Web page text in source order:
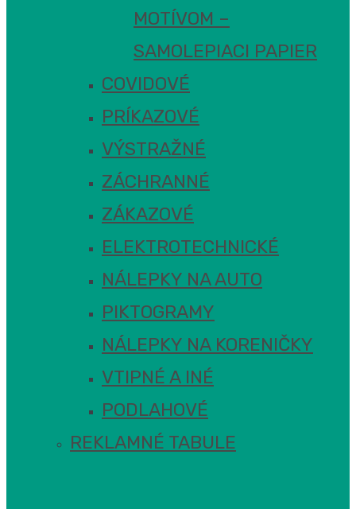
MOTÍVOM –
SAMOLEPIACI PAPIER
COVIDOVÉ
PRÍKAZOVÉ
VÝSTRAŽNÉ
ZÁCHRANNÉ
ZÁKAZOVÉ
ELEKTROTECHNICKÉ
NÁLEPKY NA AUTO
PIKTOGRAMY
NÁLEPKY NA KORENIČKY
VTIPNÉ A INÉ
PODLAHOVÉ
REKLAMNÉ TABULE